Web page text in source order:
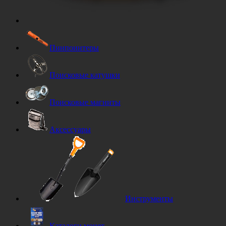
Пинпоинтеры
Поисковые катушки
Поисковые магниты
Аксессуары
Инструменты